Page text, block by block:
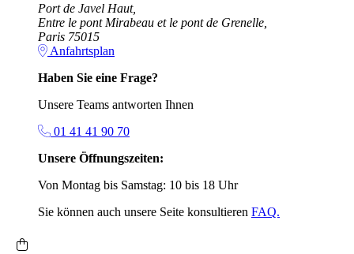
Port de Javel Haut,
Entre le pont Mirabeau et le pont de Grenelle,
Paris 75015
Anfahrtsplan
Haben Sie eine Frage?
Unsere Teams antworten Ihnen
01 41 41 90 70
Unsere Öffnungszeiten:
Von Montag bis Samstag: 10 bis 18 Uhr
Sie können auch unsere Seite konsultieren FAQ.